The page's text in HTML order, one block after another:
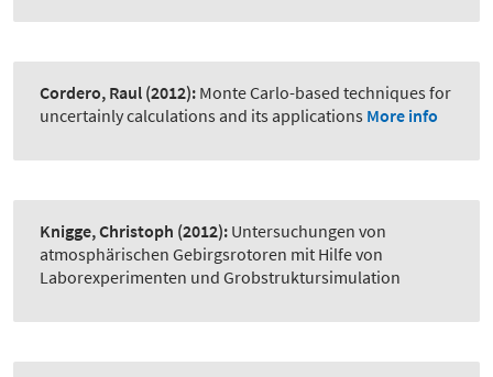
Cordero, Raul (2012): Monte Carlo-based techniques for
uncertainly calculations and its applications More info
Knigge, Christoph (2012): Untersuchungen von
atmosphärischen Gebirgsrotoren mit Hilfe von
Laborexperimenten und Grobstruktursimulation